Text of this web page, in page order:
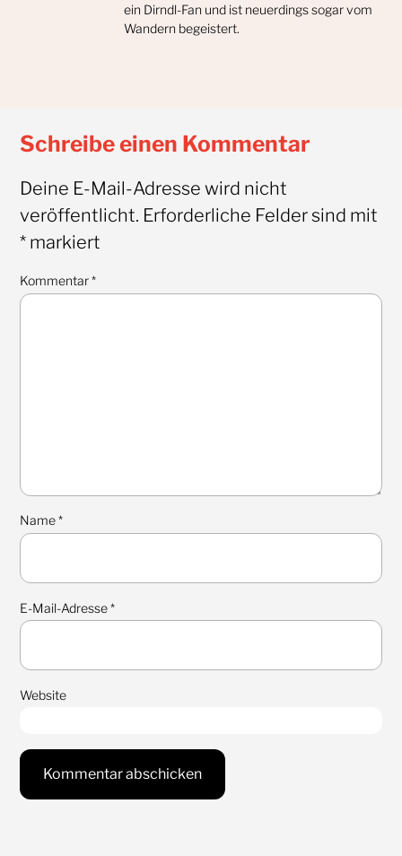
ein Dirndl-Fan und ist neuerdings sogar vom
Wandern begeistert.
Schreibe einen Kommentar
Deine E-Mail-Adresse wird nicht
veröffentlicht. Erforderliche Felder sind mit
*markiert
Kommentar*
Name*
E-Mail-Adresse*
Website